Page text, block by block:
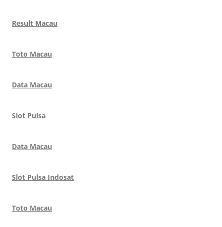
Result Macau
Toto Macau
Data Macau
Slot Pulsa
Data Macau
Slot Pulsa Indosat
Toto Macau